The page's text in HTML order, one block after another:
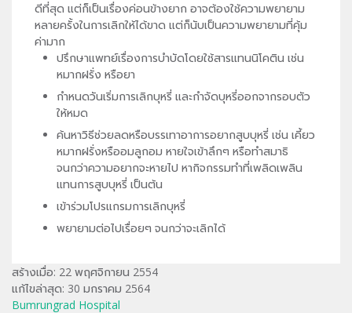
ดีที่สุด แต่ก็เป็นเรื่องค่อนข้างยาก อาจต้องใช้ความพยายาม
หลายครั้งในการเลิกให้ได้ขาด แต่ก็นับเป็นความพยายามที่คุ้ม
ค่ามาก
ปรึกษาแพทย์เรื่องการบำบัดโดยใช้สารแทนนิโคติน เช่น
หมากฝรั่ง หรือยา
กำหนดวันเริ่มการเลิกบุหรี่ และกำจัดบุหรี่ออกจากรอบตัว
ให้หมด
ค้นหาวิธีช่วยลดหรือบรรเทาอาการอยากสูบบุหรี่ เช่น เคี้ยว
หมากฝรั่งหรืออมลูกอม หายใจเข้าลึกๆ หรือทำสมาธิ
จนกว่าความอยากจะหายไป หากิจกรรมทำที่เพลิดเพลิน
แทนการสูบบุหรี่ เป็นต้น
เข้าร่วมโปรแกรมการเลิกบุหรี่
พยายามต่อไปเรื่อยๆ จนกว่าจะเลิกได้
สร้างเมื่อ: 22 พฤศจิกายน 2554
แก้ไขล่าสุด: 30 มกราคม 2564
Bumrungrad Hospital